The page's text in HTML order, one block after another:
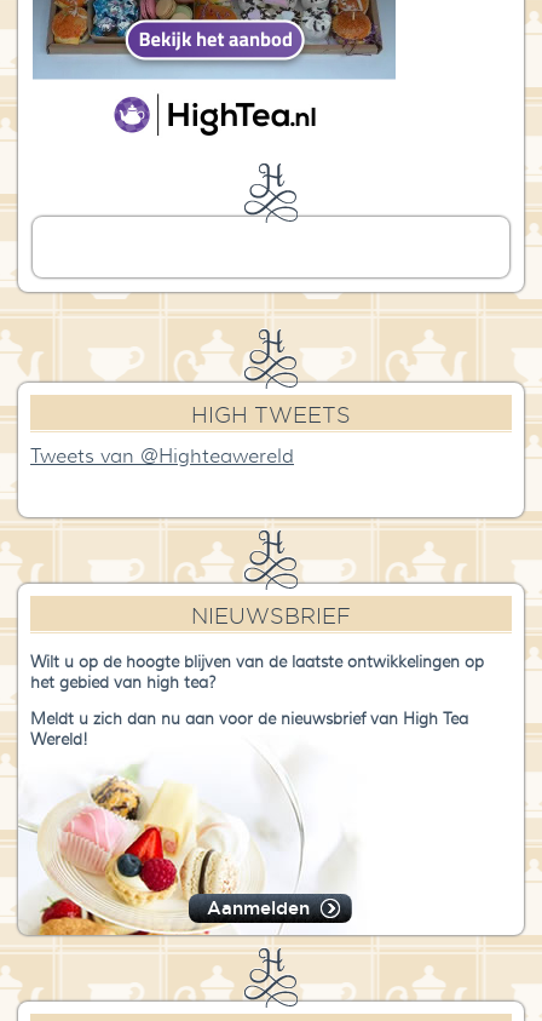
HIGH TWEETS
Tweets van @Highteawereld
NIEUWSBRIEF
Wilt u op de hoogte blijven van de laatste ontwikkelingen op
het gebied van high tea?
Meldt u zich dan nu aan voor de nieuwsbrief van High Tea
Wereld!
Aanmelden